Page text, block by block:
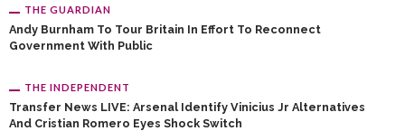
THE GUARDIAN
Andy Burnham To Tour Britain In Effort To Reconnect
Government With Public
THE INDEPENDENT
Transfer News LIVE: Arsenal Identify Vinicius Jr Alternatives
And Cristian Romero Eyes Shock Switch